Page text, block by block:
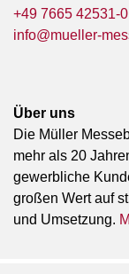
+49 7665 42531-0
info@mueller-
Über uns
Die Müller
mehr als 20
gewerbliche
großen Wert auf
und Umsetzung.